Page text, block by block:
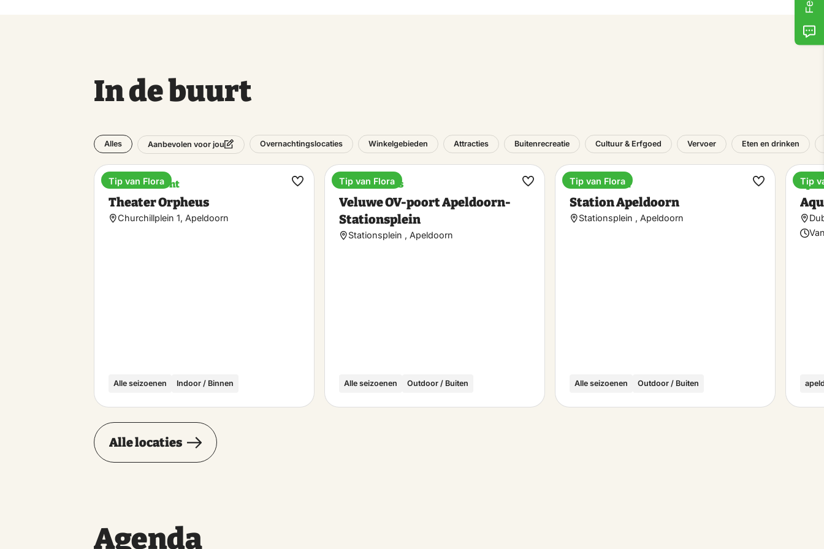
In de buurt
Alles Aanbevolen voor jou Overnachtingslocaties Winkelgebieden Attracties Buitenrecreatie Cultuur & Erfgoed Vervoer Eten en drinken
Entertainment
Theater Orpheus
Churchillplein 1, Apeldoorn
Alle seizoenen Indoor / Binnen
Tip van Flora
Maak
Treinstations
Veluwe OV-poort Apeldoorn-
Stationsplein
Stationsplein , Apeldoorn
Alle seizoenen Outdoor / Buiten
Tip van Flora
Maak
Fietsverhuur
Station Apeldoorn
Stationsplein , Apeldoorn
Alle seizoenen Outdoor / Buiten
Tip van Flora
Maak
Spa
Tip
Alle locaties
Agenda